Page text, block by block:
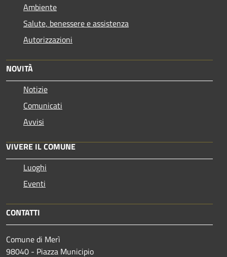
Ambiente
Salute, benessere e assistenza
Autorizzazioni
NOVITÀ
Notizie
Comunicati
Avvisi
VIVERE IL COMUNE
Luoghi
Eventi
CONTATTI
Comune di Merì
98040 - Piazza Municipio